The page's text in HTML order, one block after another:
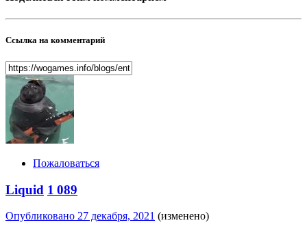
Ссылка на комментарий
Пожаловаться
Liquid 1 089
Опубликовано 27 декабря, 2021 (изменено)